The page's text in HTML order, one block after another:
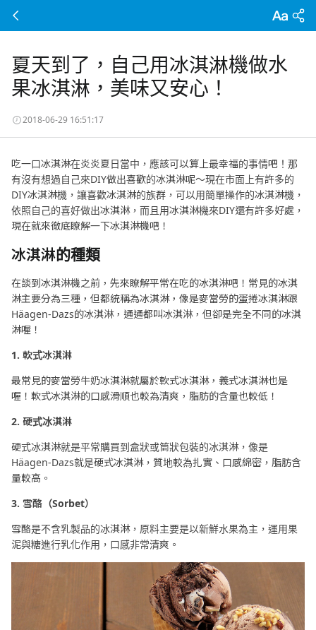
夏天到了，自己用冰淇淋機做水
果冰淇淋，美味又安心！
2018-06-29 16:51:17
吃一口冰淇淋在炎炎夏日當中，應該可以算上最幸福的事情吧！那
有沒有想過自己來DIY做出喜歡的冰淇淋呢～現在市面上有許多的
DIY冰淇淋機，讓喜歡冰淇淋的族群，可以用簡單操作的冰淇淋機，
依照自己的喜好做出冰淇淋，而且用冰淇淋機來DIY還有許多好處，
現在就來徹底瞭解一下冰淇淋機吧！
冰淇淋的種類
在談到冰淇淋機之前，先來瞭解平常在吃的冰淇淋吧！常見的冰淇
淋主要分為三種，但都統稱為冰淇淋，像是麥當勞的蛋捲冰淇淋跟
Häagen-Dazs的冰淇淋，通通都叫冰淇淋，但卻是完全不同的冰淇
淋喔！
1. 軟式冰淇淋
最常見的麥當勞牛奶冰淇淋就屬於軟式冰淇淋，義式冰淇淋也是
喔！軟式冰淇淋的口感滑順也較為清爽，脂肪的含量也較低！
2. 硬式冰淇淋
硬式冰淇淋就是平常購買到盒狀或筒狀包裝的冰淇淋，像是
Häagen-Dazs就是硬式冰淇淋，質地較為扎實、口感綿密，脂肪含
量較高。
3. 雪酪（Sorbet）
雪酪是不含乳製品的冰淇淋，原料主要是以新鮮水果為主，運用果
泥與糖進行乳化作用，口感非常清爽。